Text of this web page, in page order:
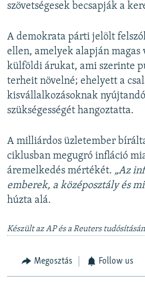
szövetségesek becsapják a
A demokrata párti jelölt
ellen, amelyek alapján magas
külföldi árukat, ami szerinte
terheit növelné; ehelyett a
kisvállalkozásoknak
szükségességét hangoztatta.
A milliárdos üzletember
ciklusban megugró infláció
áremelkedés mértékét. „Az
emberek, a középosztály és
húzta alá.
Készült az AP és a Reuters
Megosztás Follow us